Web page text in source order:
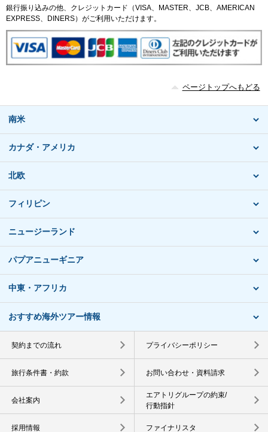
銀行振り込みの他、クレジットカード（VISA、MASTER、JCB、AMERICAN
EXPRESS、DINERS）がご利用いただけます。
ページトップへもどる
南米
カナダ・アメリカ
北欧
フィリピン
ニュージーランド
パプアニューギニア
中東・アフリカ
おすすめ海外ツアー情報
契約までの流れ プライバシーポリシー
旅行条件書・約款 お問い合わせ・資料請求
会社案内
エアトリグループの約束/
行動指針
採用情報 ファイナリスタ